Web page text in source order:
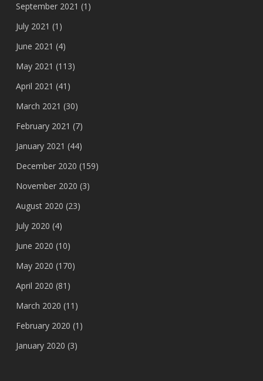
September 2021 (1)
July 2021 (1)
June 2021 (4)
May 2021 (113)
April 2021 (41)
March 2021 (30)
February 2021 (7)
January 2021 (44)
December 2020 (159)
November 2020 (3)
August 2020 (23)
July 2020 (4)
June 2020 (10)
May 2020 (170)
April 2020 (81)
March 2020 (11)
February 2020 (1)
January 2020 (3)